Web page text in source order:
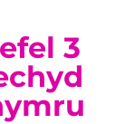
3